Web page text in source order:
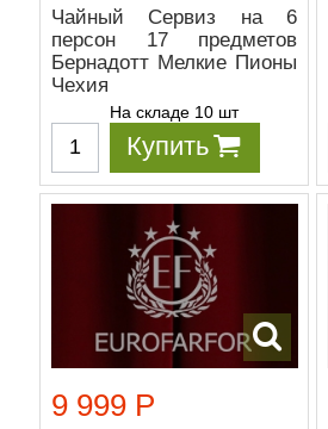
Чайный Сервиз на 6
персон 17 предметов
Бернадотт Мелкие Пионы
Чехия
На складе 10 шт
Купить
9 999 Р